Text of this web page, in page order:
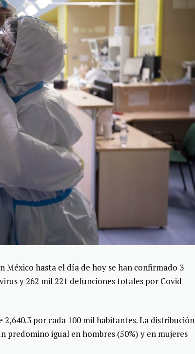
México hasta el día de hoy se han confirmado 3
y 262 mil 221 defunciones totales por Covid-
2,640.3 por cada 100 mil habitantes. La distribución
predomino igual en hombres (50%) y en mujeres